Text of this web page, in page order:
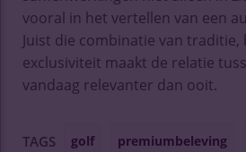
vooral in het vertellen van een
Juist die combinatie van traditie,
exclusiviteit maakt de relatie
vandaag relevanter dan ooit.
TAGS golf premiumbeleving